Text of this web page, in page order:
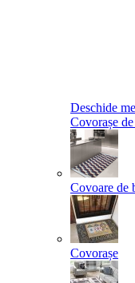
Deschide
Covorașe
Covoare de
Covorașe